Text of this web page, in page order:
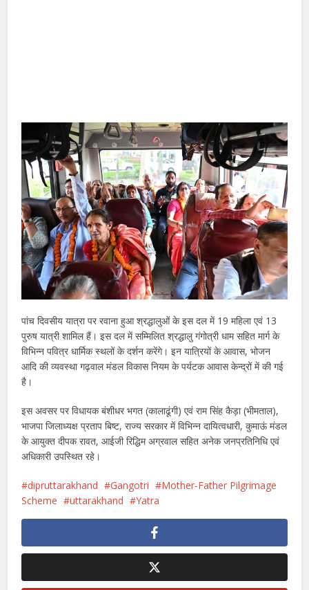
पांच दिवसीय यात्रा पर रवाना हुआ श्रद्धालुओं के इस दल में 19 महिला एवं 13
पुरुष यात्री शामिल हैं। इस दल में सम्मिलित श्रद्धालु गंगोत्री धाम सहित मार्ग के
विभिन्न पवित्र धार्मिक स्थलों के दर्शन करेंगे। इन यात्रियों के आवास, भोजन
आदि की व्यवस्था गढ़वाल मंडल विकास नियम के पर्यटक आवास केन्द्रों में की गई
है।
इस अवसर पर विधायक बंशीधर भगत (कालाढूंगी) एवं राम सिंह कैड़ा (भीमताल),
भाजपा जिलाध्यक्ष प्रताप बिष्ट, राज्य सरकार में विभिन्न दायित्वधारी, कुमाऊं मंडल
के आयुक्त दीपक रावत, आईजी रिद्धिम अग्रवाल सहित अनेक जनप्रतिनिधि एवं
अधिकारी उपस्थित रहे।
dipruttarakhand Gangotri
Mother-Father Pilgrimage
Scheme
uttarakhand Yatra